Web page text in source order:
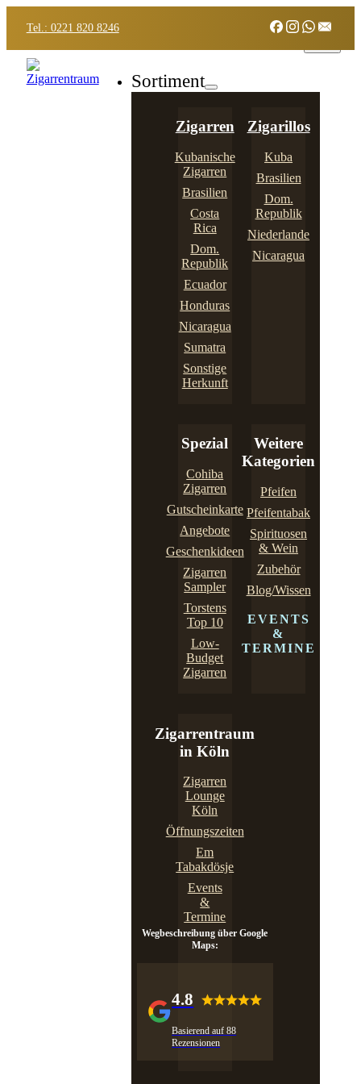
Tel.: 0221 820 8246
Sortiment
Zigarren
Kubanische
Zigarren
Brasilien
Costa
Rica
Dom.
Republik
Ecuador
Honduras
Nicaragua
Sumatra
Sonstige
Herkunft
Zigarillos
Kuba
Brasilien
Dom.
Republik
Niederlande
Nicaragua
Spezial
Cohiba
Zigarren
Gutscheinkarte
Angebote
Geschenkideen
Zigarren
Sampler
Torstens
Top 10
Low-
Budget
Zigarren
Weitere
Kategorien
Pfeifen
Pfeifentabak
Spirituosen
& Wein
Zubehör
Blog/Wissen
EVENTS
&
TERMINE
Zigarrentraum
in Köln
Zigarren
Lounge
Köln
Öffnungszeiten
Em
Tabakdösje
Events
&
Termine
Wegbeschreibung über Google
Maps:
4.8
Basierend auf 88
Rezensionen